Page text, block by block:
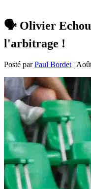
🗣️ Olivier
l'arbitrage !
Posté parPaul Bordet |